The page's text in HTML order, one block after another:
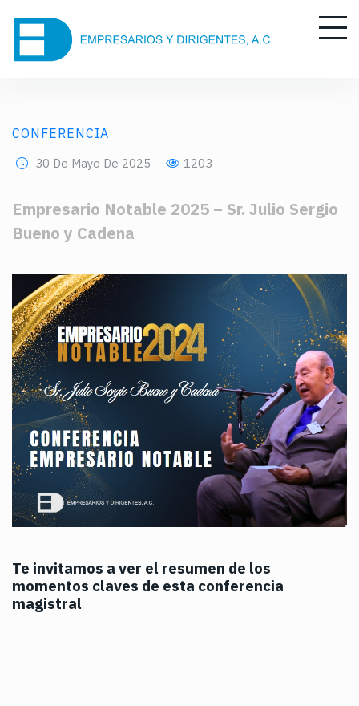
CONFERENCIA
30 De Mayo De 2025 1203
Empresario Notable 2025 – Sr. Julio Sergio
Bueno y Cadena
Te invitamos a ver el resumen de los
momentos claves de esta conferencia
magistral